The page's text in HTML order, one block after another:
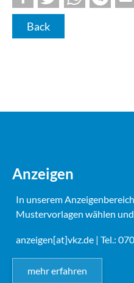
Back
Anzeigen
In unserem
Mustervorlagen wählen
anzeigen[at]vkz.de | Tel.:
mehr erfahren